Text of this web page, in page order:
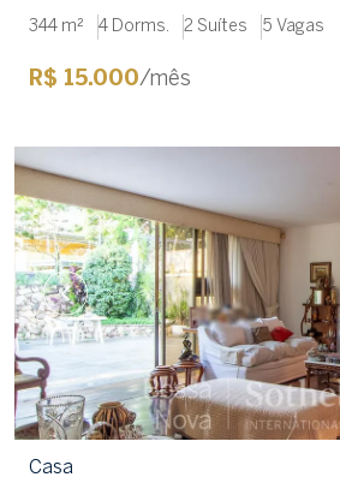
344 m² 4 Dorms. 2 Suítes 5 Vagas
R$ 15.000/mês
Casa